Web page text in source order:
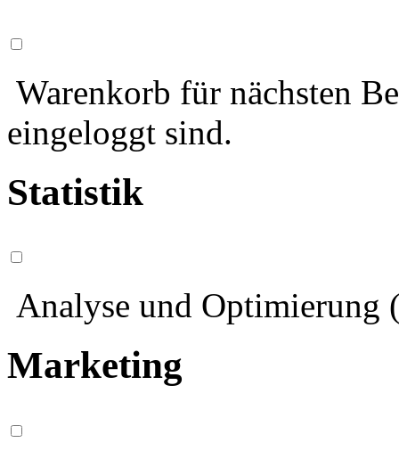
Warenkorb für nächsten
eingeloggt sind.
Statistik
Analyse und Optimierung
Marketing